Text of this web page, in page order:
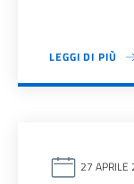
LEGGI DI PIÙ
27 APRILE